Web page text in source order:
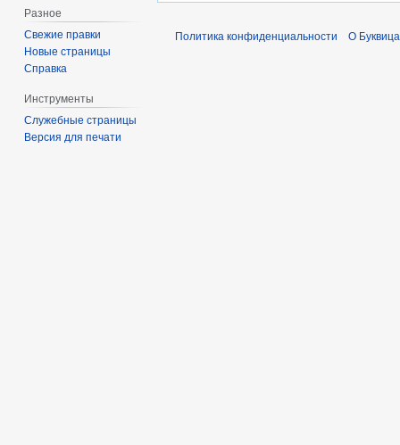
Разное
Свежие правки
Новые страницы
Справка
Инструменты
Служебные страницы
Версия для печати
Политика конфиденциальности О Буквица